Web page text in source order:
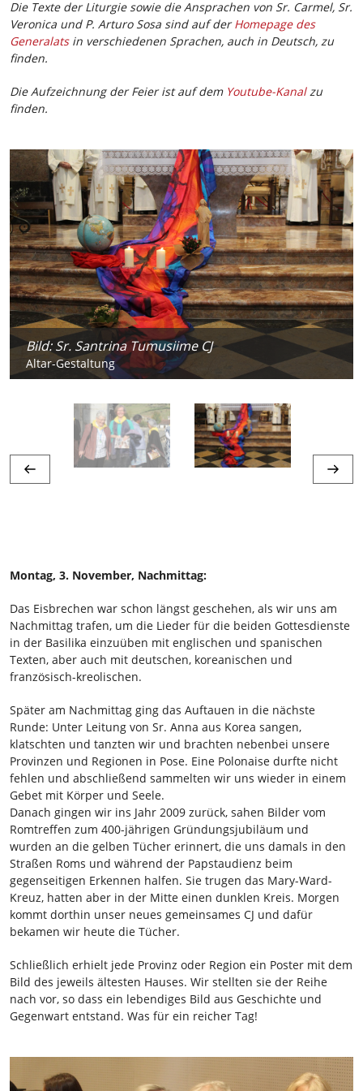
Die Texte der Liturgie sowie die Ansprachen von Sr. Carmel, Sr.
Veronica und P. Arturo Sosa sind auf derHomepage des
Generalatsin verschiedenen Sprachen, auch in Deutsch, zu
finden.
Die Aufzeichnung der Feier ist auf dem Youtube-Kanalzu
finden.
Bild: Sr. Santrina Tumusiime CJ
Altar-Gestaltung
Bild: Sr. Nathalie Korf CJ
Bild: Sr. Santrina Tumusiime CJ
Sr. Carmel
P. Arturo Sosa, Generaloberer der Jesuiten, leitet die
Bild: Sr. Santrina Tumusiime CJ
Zelebranten am Altar
Bild: Sr. Nathalie Korf CJ
Gabentanz
Bild: Sr. Santrina Tumusiime CJ
Sr. Veronica
Bild: Sr. Ursula Dirmeier CJ
Bild: Sr. Nathalie Korf CJ
Bild: Esther Finis
Sängerinnen im Chor
Bild: Sr. Nathalie Korf CJ
Bild: Sr. Ursula Dirmeier CJ
Bild: Sr. Nathalie Korf CJ
Bild: Sr. Santrina Tumusiime CJ
Mary Ward unter uns
Bild: Sr. Santrina Tumusiime CJ
Teilnehmerinnen aus der Mitteleuropäischen Provinz
Montag, 3. November, Nachmittag:
Das Eisbrechen war schon längst geschehen, als wir uns am
Nachmittag trafen, um die Lieder für die beiden Gottesdienste
in der Basilika einzuüben mit englischen und spanischen
Texten, aber auch mit deutschen, koreanischen und
französisch-kreolischen.
Später am Nachmittag ging das Auftauen in die nächste
Runde: Unter Leitung von Sr. Anna aus Korea sangen,
klatschten und tanzten wir und brachten nebenbei unsere
Provinzen und Regionen in Pose. Eine Polonaise durfte nicht
fehlen und abschließend sammelten wir uns wieder in einem
Gebet mit Körper und Seele.
Danach gingen wir ins Jahr 2009 zurück, sahen Bilder vom
Romtreffen zum 400-jährigen Gründungsjubiläum und
wurden an die gelben Tücher erinnert, die uns damals in den
Straßen Roms und während der Papstaudienz beim
gegenseitigen Erkennen halfen. Sie trugen das Mary-Ward-
Kreuz, hatten aber in der Mitte einen dunklen Kreis. Morgen
kommt dorthin unser neues gemeinsames CJ und dafür
bekamen wir heute die Tücher.
Schließlich erhielt jede Provinz oder Region ein Poster mit dem
Bild des jeweils ältesten Hauses. Wir stellten sie der Reihe
nach vor, so dass ein lebendiges Bild aus Geschichte und
Gegenwart entstand. Was für ein reicher Tag!